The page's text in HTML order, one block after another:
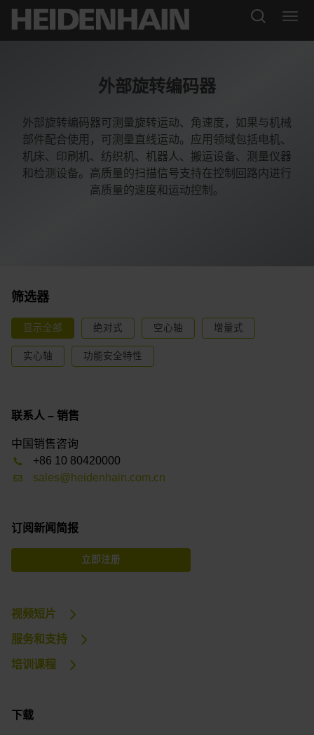
外部旋转编码器
外部旋转编码器可测量旋转运动、角速度，如果与机械
部件配合使用，可测量直线运动。应用领域包括电机、
机床、印刷机、纺织机、机器人、搬运设备、测量仪器
和检测设备。高质量的扫描信号支持在控制回路内进行
高质量的速度和运动控制。
筛选器
显示全部 绝对式 空心轴 增量式
实心轴 功能安全特性
联系人 – 销售
中国销售咨询
+86 10 80420000
sales@heidenhain.com.cn
订阅新闻简报
立即注册
视频短片
服务和支持
培训课程
下载